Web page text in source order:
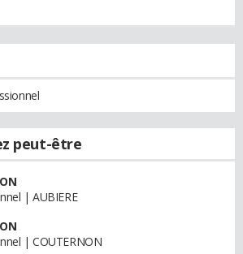
peut-être
| AUBIERE
| COUTERNON